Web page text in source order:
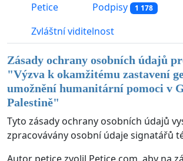
Petice Podpisy 1 178
Zvláštní viditelnost
Zásady ochrany osobních údajů
"Výzva k okamžitému zastavení
umožnění humanitární pomoci v
Palestině"
Tyto zásady ochrany osobních údajů
zpracovávány osobní údaje signatářů